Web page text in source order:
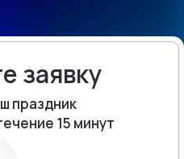
заявку
праздник
15 минут